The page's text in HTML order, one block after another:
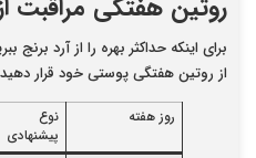
روتین هفتگی مراقبت
برای اینکه حداکثر بهره را از آرد
از روتین هفتگی پوستی خود قرار
روز هفته
نوع
پیشنهادی